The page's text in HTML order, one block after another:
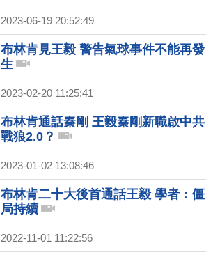
2023-06-19 20:52:49
布林肯見王毅 警告氣球事件不能再發
生
2023-02-20 11:25:41
布林肯通話秦剛 王毅秦剛新職啟中共
戰狼2.0？
2023-01-02 13:08:46
布林肯二十大後首通話王毅 學者：僵
局持續
2022-11-01 11:22:56